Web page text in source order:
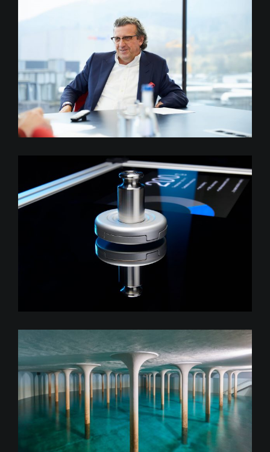
Dr. Stefan Wolf, ElringKlinger
AG
Festo SupraSensor
Landeswasserversorgung
Langenau